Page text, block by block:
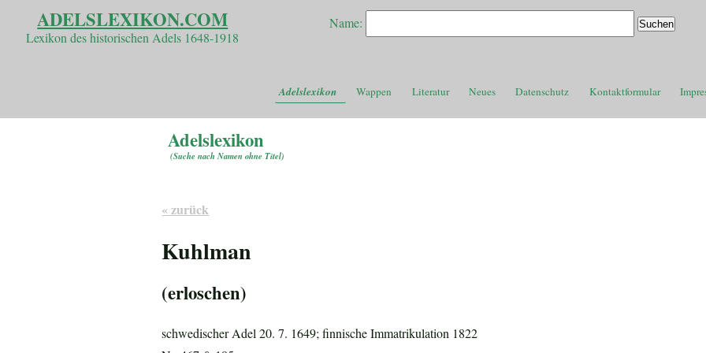
ADELSLEXIKON.COM
Lexikon des historischen Adels 1648-1918
Name:
Adelslexikon Wappen Literatur Neues Datenschutz Kontaktformular
Adelslexikon
(Suche nach Namen ohne Titel)
« zurück
Kuhlman
(erloschen)
schwedischer Adel 20. 7. 1649; finnische Immatrikulation 1822